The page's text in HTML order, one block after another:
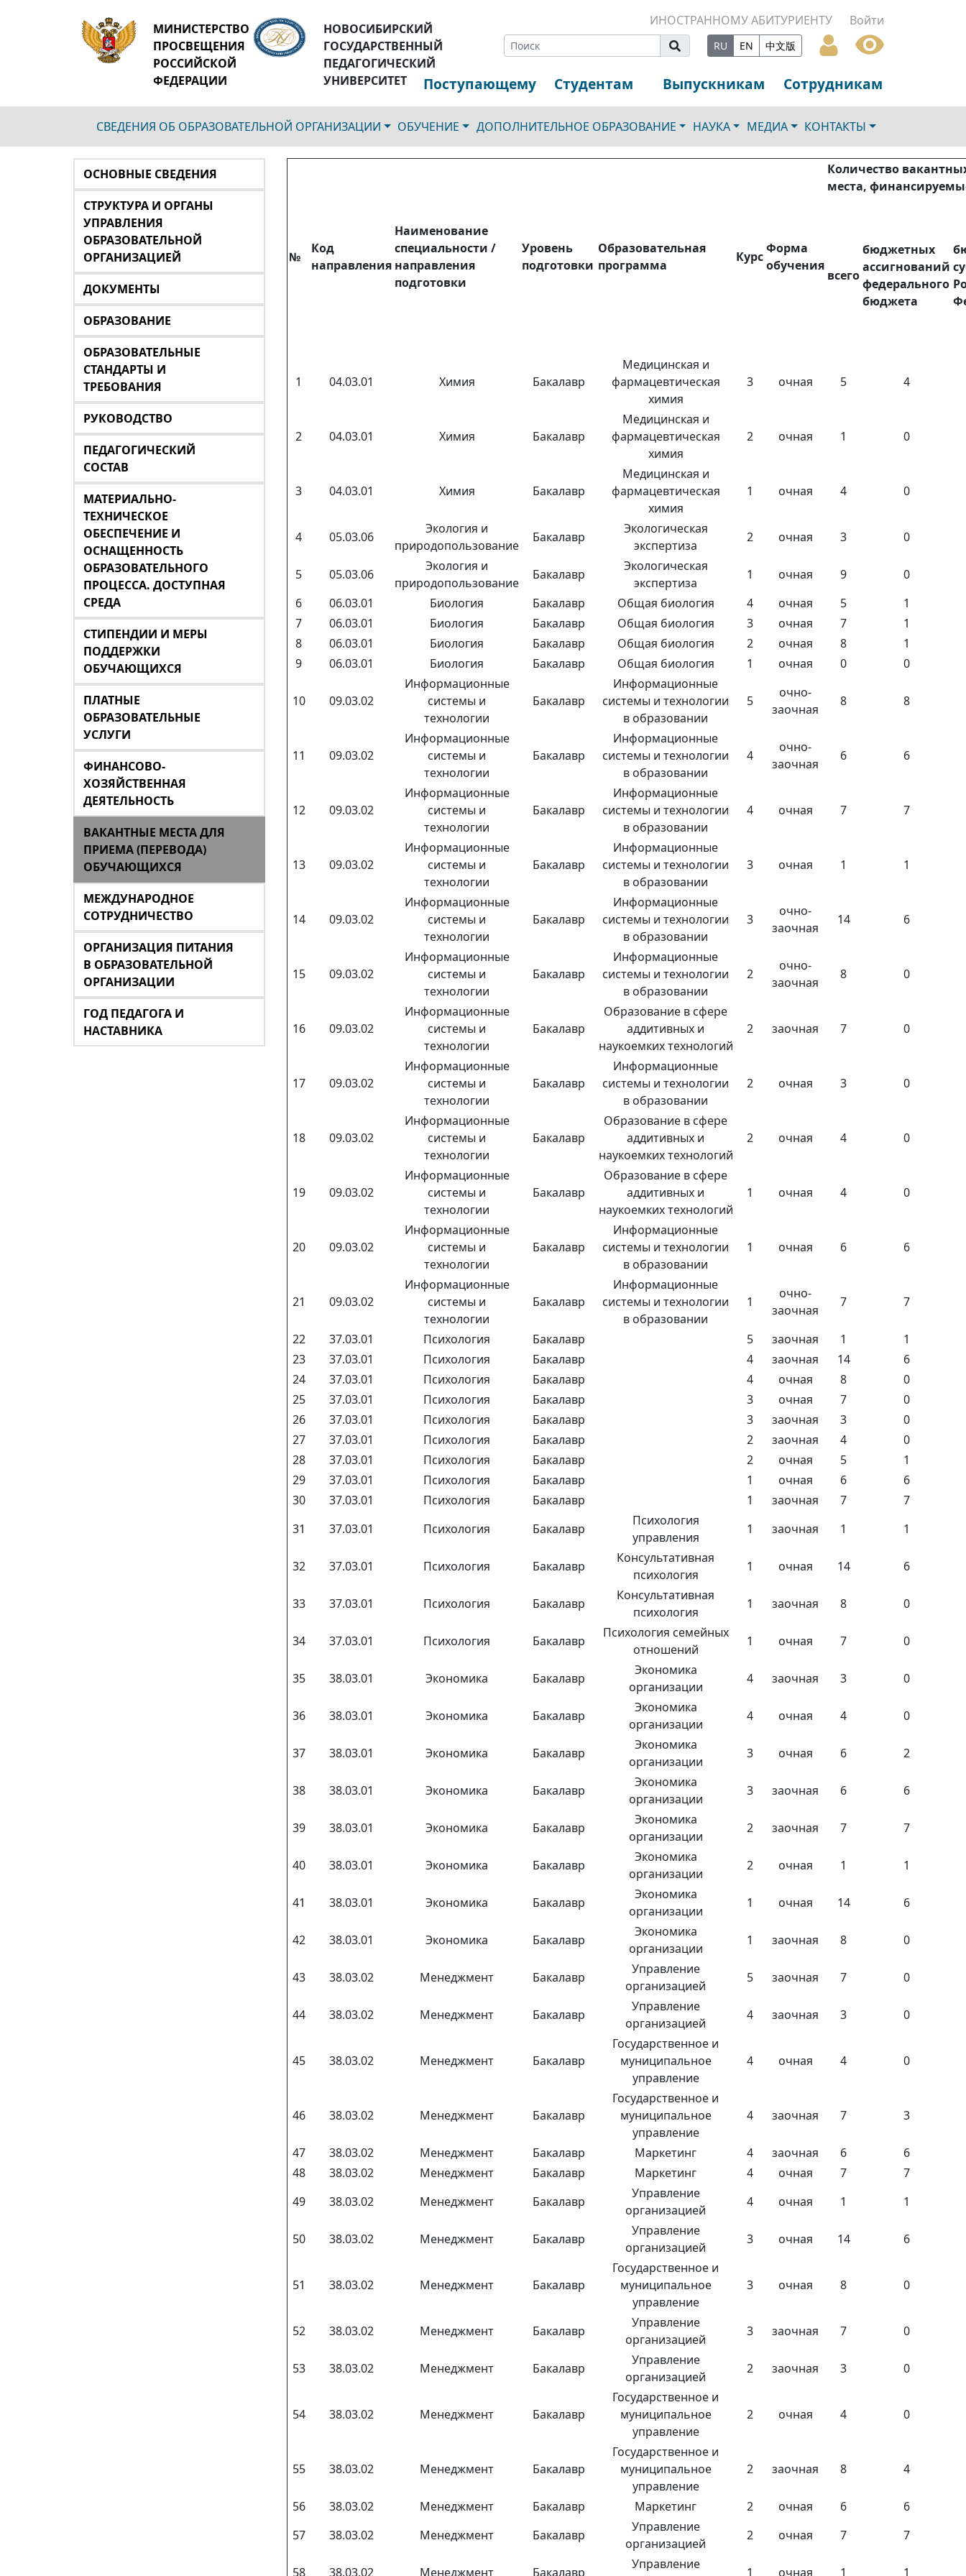
МИНИСТЕРСТВО
ПРОСВЕЩЕНИЯ
РОССИЙСКОЙ
ФЕДЕРАЦИИ
НОВОСИБИРСКИЙ
ГОСУДАРСТВЕННЫЙ
ПЕДАГОГИЧЕСКИЙ
УНИВЕРСИТЕТ
ИНОСТРАННОМУ АБИТУРИЕНТУ Войти
RU EN 中文版
Поступающему Студентам Выпускникам Сотрудникам
СВЕДЕНИЯ ОБ ОБРАЗОВАТЕЛЬНОЙ ОРГАНИЗАЦИИ ОБУЧЕНИЕ ДОПОЛНИТЕЛЬНОЕ ОБРАЗОВАНИЕ НАУКА МЕДИА КОНТАКТЫ
ОСНОВНЫЕ СВЕДЕНИЯ
СТРУКТУРА И ОРГАНЫ
УПРАВЛЕНИЯ
ОБРАЗОВАТЕЛЬНОЙ
ОРГАНИЗАЦИЕЙ
ДОКУМЕНТЫ
ОБРАЗОВАНИЕ
ОБРАЗОВАТЕЛЬНЫЕ
СТАНДАРТЫ И
ТРЕБОВАНИЯ
РУКОВОДСТВО
ПЕДАГОГИЧЕСКИЙ
СОСТАВ
МАТЕРИАЛЬНО-
ТЕХНИЧЕСКОЕ
ОБЕСПЕЧЕНИЕ И
ОСНАЩЕННОСТЬ
ОБРАЗОВАТЕЛЬНОГО
ПРОЦЕССА. ДОСТУПНАЯ
СРЕДА
СТИПЕНДИИ И МЕРЫ
ПОДДЕРЖКИ
ОБУЧАЮЩИХСЯ
ПЛАТНЫЕ
ОБРАЗОВАТЕЛЬНЫЕ
УСЛУГИ
ФИНАНСОВО-
ХОЗЯЙСТВЕННАЯ
ДЕЯТЕЛЬНОСТЬ
ВАКАНТНЫЕ МЕСТА ДЛЯ
ПРИЕМА (ПЕРЕВОДА)
ОБУЧАЮЩИХСЯ
МЕЖДУНАРОДНОЕ
СОТРУДНИЧЕСТВО
ОРГАНИЗАЦИЯ ПИТАНИЯ
В ОБРАЗОВАТЕЛЬНОЙ
ОРГАНИЗАЦИИ
ГОД ПЕДАГОГА И
НАСТАВНИКА
№
Код
направления
Наименование
специальности /
направления
подготовки
Уровень
подготовки
Образовательная
программа
Курс
Форма
обучения
Количество
места,
всего
бюджетных
ассигнований
федерального
бюджета
1 04.03.01 Химия Бакалавр
Медицинская и
фармацевтическая
химия
3 очная 5 4
2 04.03.01 Химия Бакалавр
Медицинская и
фармацевтическая
химия
2 очная 1 0
3 04.03.01 Химия Бакалавр
Медицинская и
фармацевтическая
химия
1 очная 4 0
4 05.03.06
Экология и
природопользование
Бакалавр
Экологическая
экспертиза
2 очная 3 0
5 05.03.06
Экология и
природопользование
Бакалавр
Экологическая
экспертиза
1 очная 9
0
6
06.03.01 Биология Бакалавр Общая биология 4 очная 5
1
7
06.03.01 Биология Бакалавр Общая биология 3 очная 7
1
8
06.03.01 Биология Бакалавр Общая биология 2 очная 8
1
9
06.03.01 Биология Бакалавр Общая биология 1 очная 0 0
10 09.03.02
Информационные
системы и
технологии
Бакалавр
Информационные
системы и технологии
в образовании
5
очно-
заочная
8 8
11 09.03.02
Информационные
системы и
технологии
Бакалавр
Информационные
системы и технологии
в образовании
4
очно-
заочная
6 6
12 09.03.02
Информационные
системы и
технологии
Бакалавр
Информационные
системы и технологии
в образовании
4 очная 7 7
13 09.03.02
Информационные
системы и
технологии
Бакалавр
Информационные
системы и технологии
в образовании
3 очная 1 1
14 09.03.02
Информационные
системы и
технологии
Бакалавр
Информационные
системы и технологии
в образовании
3
очно-
заочная
14 6
15 09.03.02
Информационные
системы и
технологии
Бакалавр
Информационные
системы и технологии
в образовании
2
очно-
заочная
8 0
16 09.03.02
Информационные
системы и
технологии
Бакалавр
Образование в сфере
аддитивных и
наукоемких технологий
2 заочная 7 0
17 09.03.02
Информационные
системы и
технологии
Бакалавр
Информационные
системы и технологии
в образовании
2 очная 3 0
18 09.03.02
Информационные
системы и
технологии
Бакалавр
Образование в сфере
аддитивных и
наукоемких технологий
2 очная 4 0
19 09.03.02
Информационные
системы и
технологии
Бакалавр
Образование в сфере
аддитивных и
наукоемких технологий
1 очная 4 0
20 09.03.02
Информационные
системы и
технологии
Бакалавр
Информационные
системы и технологии
в образовании
1 очная 6 6
21 09.03.02
Информационные
системы и
технологии
Бакалавр
Информационные
системы и технологии
в образовании
1
очно-
заочная
7 7
22 37.03.01 Психология Бакалавр 5 заочная 1
1
23
37.03.01 Психология Бакалавр 4 заочная 14
6
24
37.03.01 Психология Бакалавр 4 очная 8
0
25
37.03.01 Психология Бакалавр 3 очная 7
0
26
37.03.01 Психология Бакалавр 3 заочная 3
0
27
37.03.01 Психология Бакалавр 2 заочная 4
0
28
37.03.01 Психология Бакалавр 2 очная 5
1
29
37.03.01 Психология Бакалавр 1 очная 6
6
30
37.03.01 Психология Бакалавр 1 заочная 7
7
31
37.03.01 Психология Бакалавр
Психология
управления
1 заочная 1 1
32 37.03.01 Психология Бакалавр
Консультативная
психология
1 очная 14 6
33 37.03.01 Психология Бакалавр
Консультативная
психология
1 заочная 8 0
34 37.03.01 Психология Бакалавр
Психология семейных
отношений
1 очная 7 0
35 38.03.01 Экономика Бакалавр
Экономика
организации
4 заочная 3 0
36 38.03.01 Экономика Бакалавр
Экономика
организации
4 очная 4 0
37 38.03.01 Экономика Бакалавр
Экономика
организации
3 очная 6 2
38 38.03.01 Экономика Бакалавр
Экономика
организации
3 заочная 6 6
39 38.03.01 Экономика Бакалавр
Экономика
организации
2 заочная 7 7
40 38.03.01 Экономика Бакалавр
Экономика
организации
2 очная 1 1
41 38.03.01 Экономика Бакалавр
Экономика
организации
1 очная 14 6
42 38.03.01 Экономика Бакалавр
Экономика
организации
1 заочная 8 0
43 38.03.02 Менеджмент Бакалавр
Управление
организацией
5 заочная 7 0
44 38.03.02 Менеджмент Бакалавр
Управление
организацией
4 заочная 3 0
45 38.03.02 Менеджмент Бакалавр
Государственное и
муниципальное
управление
4 очная 4 0
46 38.03.02 Менеджмент Бакалавр
Государственное и
муниципальное
управление
4 заочная 7 3
47 38.03.02 Менеджмент Бакалавр Маркетинг 4 заочная 6
6
48
38.03.02 Менеджмент Бакалавр Маркетинг 4 очная 7
7
49
38.03.02 Менеджмент Бакалавр
Управление
организацией
4 очная 1 1
50 38.03.02 Менеджмент Бакалавр
Управление
организацией
3 очная 14 6
51 38.03.02 Менеджмент Бакалавр
Государственное и
муниципальное
управление
3 очная 8 0
52 38.03.02 Менеджмент Бакалавр
Управление
организацией
3 заочная 7 0
53 38.03.02 Менеджмент Бакалавр
Управление
организацией
2 заочная 3 0
54 38.03.02 Менеджмент Бакалавр
Государственное и
муниципальное
управление
2 очная 4 0
55 38.03.02 Менеджмент Бакалавр
Государственное и
муниципальное
управление
2 заочная 8 4
56 38.03.02 Менеджмент Бакалавр Маркетинг 2 очная 6
6
57
38.03.02 Менеджмент Бакалавр
Управление
организацией
2 очная 7 7
58 38.03.02 Менеджмент Бакалавр
Управление
1 очная 1 1